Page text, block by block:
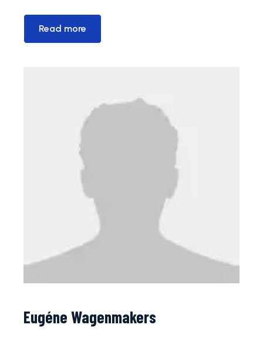
Read more
Eugéne Wagenmakers